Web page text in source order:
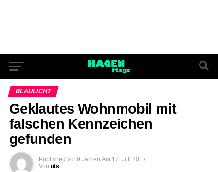
BLAULICHT
Geklautes Wohnmobil mit
falschen Kennzeichen
gefunden
Published vor 9 Jahren Am 17. Juli 2017
Von ots